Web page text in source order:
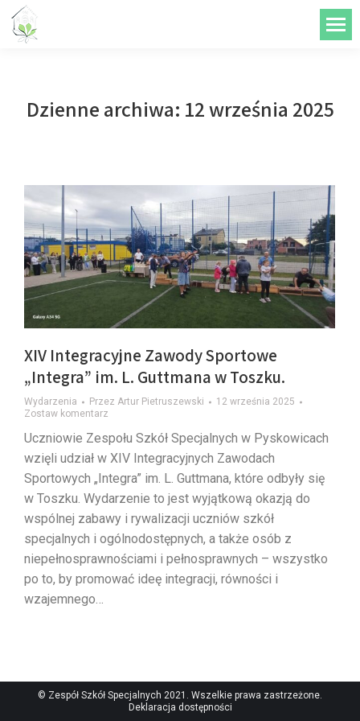
treści
Dzienne archiwa: 12 września 2025
XIV Integracyjne Zawody Sportowe
„Integra” im. L. Guttmana w Toszku.
Wydarzenia Przez Artur Pietruszewski
12 września 2025
Zostaw komentarz
Uczniowie Zespołu Szkół Specjalnych w Pyskowicach
wzięli udział w XIV Integracyjnych Zawodach
Sportowych „Integra” im. L. Guttmana, które odbyły się
w Toszku. Wydarzenie to jest wyjątkową okazją do
wspólnej zabawy i rywalizacji uczniów szkół
specjalnych i ogólnodostępnych, a także osób z
niepełnosprawnościami i pełnosprawnych – wszystko
po to, by promować ideę integracji, równości i
wzajemnego…
© Zespół Szkół Specjalnych 2021. Wszelkie prawa zastrzeżone.
Deklaracja dostępności